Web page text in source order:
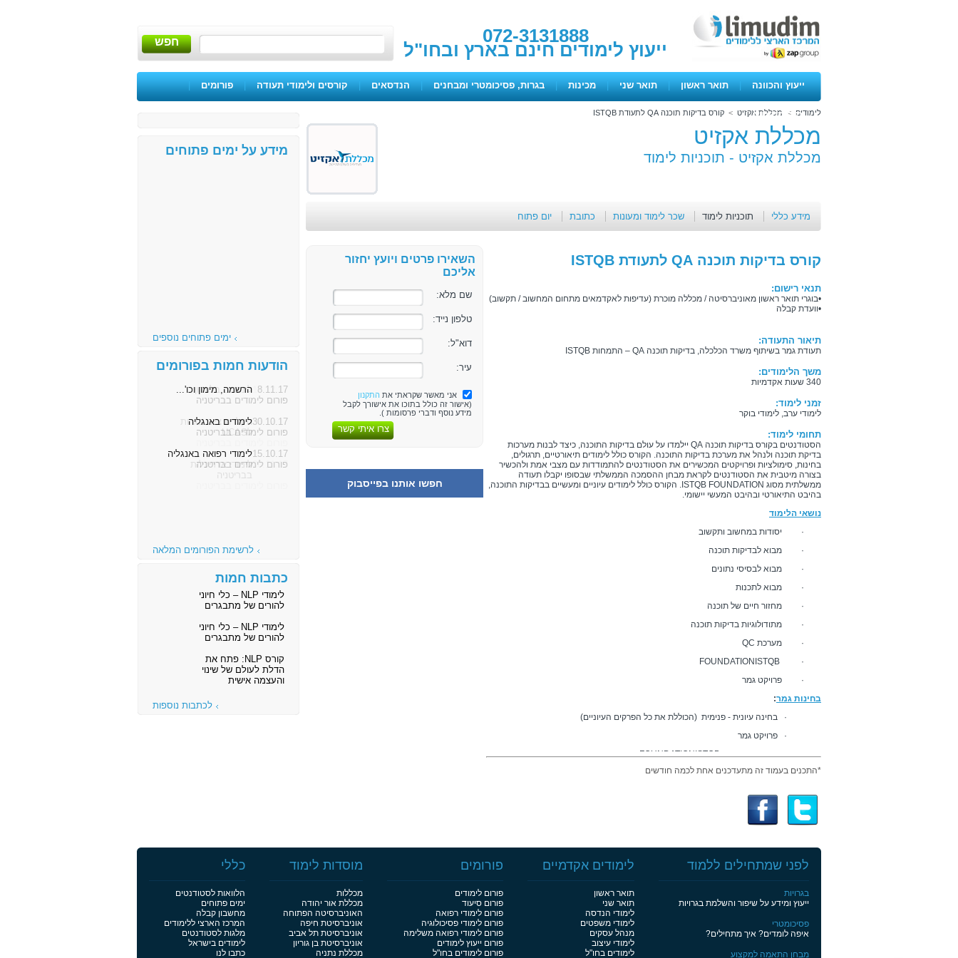
072-3131888
ייעוץ לימודים חינם בארץ ובחו"ל חפש
ייעוץ והכוונה | תואר ראשון | תואר שני | מכינות | בגרות, פסיכומטרי ומבחנים | הנדסאים | קורסים ולימודי תעודה | פורומים |
ימים פתוחיםלימודים > מכללת אקזיט > קורס בדיקות תוכנה QA לתעודת ISTQB
מכללת אקזיט
מכללת אקזיט - תוכניות לימוד
מידע כללי תוכניות לימוד שכר לימוד ומעונות כתובת יום פתוח
השאירו פרטים ויועץ יחזור
אליכם
שם מלא:
טלפון נייד:
דוא"ל:
עיר:
אני מאשר שקראתי את התקנון
(אישור זה כולל בתוכו את אישורך לקבל
מידע נוסף ודברי פרסומות ).
צרו איתי קשר
חפשו אותנו בפייסבוק
קורס בדיקות תוכנה QA לתעודת ISTQB
תנאי רישום:
•בוגרי תואר ראשון מאוניברסיטה / מכללה מוכרת (עדיפות לאקדמאים מתחום המחשוב / תקשוב)
•וועדת קבלה
תיאור התעודה:
תעודת גמר בשיתוף משרד הכלכלה, בדיקות תוכנה QA – התמחות ISTQB
משך הלימודים:
340 שעות אקדמיות
זמני לימוד:
לימודי ערב, לימודי בוקר
תחומי לימוד:
הסטודנטים בקורס בדיקות תוכנה QA יילמדו על עולם בדיקות התוכנה, כיצד לבנות מערכות
בדיקת תוכנה ולנהל את מערכת בדיקות התוכנה. הקורס כולל לימודים תיאורטיים, תרגולים,
בחינות, סימולציות ופרויקטים המכשירים את הסטודנטים להתמודדות עם מצבי אמת ולהכשיר
בצורה מיטבית את הסטודנטים לקראת מבחן ההסמכה הממשלתי שבסופו יקבלו תעודה
ממשלתית מסוג ISTQB FOUNDATION . הקורס כולל לימודים עיוניים ומעשיים בבדיקות התוכנה,
בהיבט התיאורטי ובהיבט המעשי יישומי.
נושאי הלימוד
· יסודות במחשוב ותקשוב
· מבוא לבדיקות תוכנה
· מבוא לבסיסי נתונים
· מבוא לתכנות
· מחזור חיים של תוכנה
· מתודולוגיות בדיקות תוכנה
· מערכת QC
·
ISTQB
FOUNDATION
· פרויקט גמר
בחינות גמר:
· בחינה עיונית - פנימית (הכוללת את כל הפרקים העיוניים)
· פרויקט גמר
· בחינות הסמכהISTQB
FOUNDATION
הערות:
*תעודת גמר בשיתוף משרד הכלכלה
*התכנים בעמוד זה מתעדכנים אחת לכמה חודשים
מידע על ימים פתוחים
ימים פתוחים נוספים
הודעות חמות בפורומים
8.11.17 הרשמה, מימון וכו'...
פורום לימודים בבריטניה
30.10.17לימודים באנגליה
פורום לימודים בבריטניה
15.10.17לימודי רפואה באנגליה
פורום לימודים בבריטניה
לרשימת הפורומים המלאה
כתבות חמות
לימודי NLP – כלי חיוני
להורים של מתבגרים
לימודי NLP – כלי חיוני
להורים של מתבגרים
קורס NLP: פתח את
הדלת לעולם של שינוי
והעצמה אישית
לכתבות נוספות
לפני שמתחילים ללמוד
בגרויות
ייעוץ ומידע על שיפור והשלמת בגרויות
פסיכומטרי
איפה לומדים? איך מתחילים?
מבחן התאמה למקצוע
לימודים אקדמיים
תואר ראשון
תואר שני
לימודי הנדסה
לימודי משפטים
מנהל עסקים
לימודי עיצוב
לימודים בחו"ל
פורומים
פורום לימודים
פורום סיעוד
פורום לימודי רפואה
פורום לימודי פסיכולוגיה
פורום לימודי רפואה משלימה
פורום ייעוץ לימודים
פורום לימודים בחו"ל
מוסדות לימוד
מכללות
מכללת אור יהודה
האוניברסיטה הפתוחה
אוניברסיטת חיפה
אוניברסיטת תל אביב
אוניברסיטת בן גוריון
מכללת נתניה
כללי
הלוואות לסטודנטים
ימים פתוחים
מחשבון קבלה
המרכז הארצי ללימודים
מלגות לסטודנטים
לימודים בישראל
כתבו לנו